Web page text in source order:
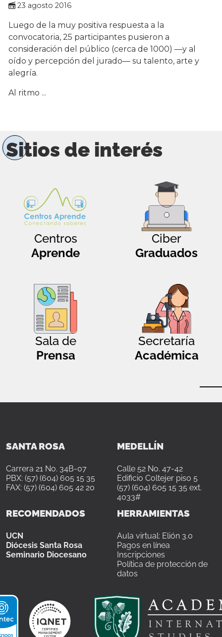
23 agosto 2016
Luego de la muy positiva respuesta a la
convocatoria, 25 participantes pusieron a
consideración del público (cerca de 1000) —y al
oído y percepción del jurado— su talento, arte y
alegría.
Al ritmo ...
Sitios de interés
Centros
Aprende
Ciber
Graduados
Sala de
Prensa
Secretaría
Académica
SANTA ROSA
Carrera 21 No. 34B-07
PBX: (57) (604) 605 15 35
FAX: (57) (604) 605 42 20
MEDELLÍN
Calle 52 No. 47-42
Edificio Coltejer piso 5
(57) (604) 605 15 35 ext.
4033#
RECOMENDADOS
UCN
Diócesis Santa Rosa
Seminario Diocesano
HERRAMIENTAS
Aula virtual: Elión 3.0
Pagos en línea
Inscripciones
Política de protección de
datos